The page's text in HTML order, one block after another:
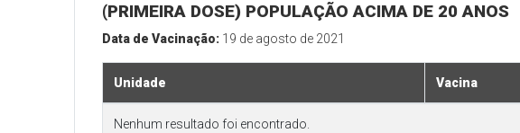
(PRIMEIRA DOSE) POPULAÇÃO ACIMA DE 20 ANOS
Data de Vacinação: 19 de agosto de 2021
Unidade Vacina
Nenhum resultado foi encontrado.